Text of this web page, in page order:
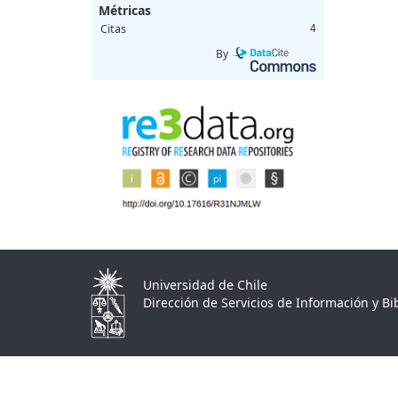
Métricas
Citas 4
By
Universidad de Chile
Dirección de Servicios de Información y